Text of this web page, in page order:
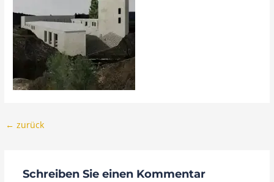
← zurück
Schreiben Sie einen Kommentar